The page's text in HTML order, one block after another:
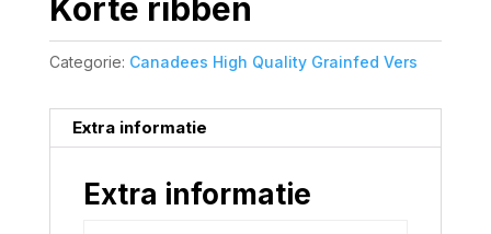
Korte ribben
Categorie: Canadees High Quality Grainfed Vers
Extra informatie
Extra informatie